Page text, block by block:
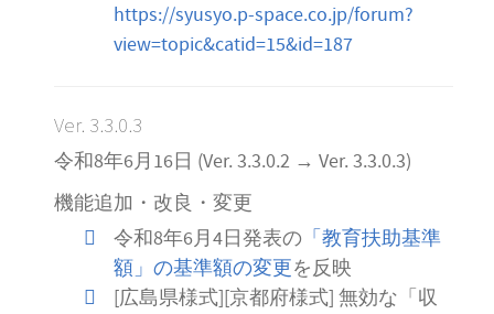
https://syusyo.p-space.co.jp/forum?
view=topic&catid=15&id=187
Ver. 3.3.0.3
令和8年6月16日 (Ver. 3.3.0.2 → Ver. 3.3.0.3)
機能追加・改良・変更
令和8年6月4日発表の 「教育扶助基準
額」の基準額の変更を反映
[広島県様式][京都府様式] 無効な「収